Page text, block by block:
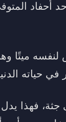
أحفاد
في حياته
فهذا